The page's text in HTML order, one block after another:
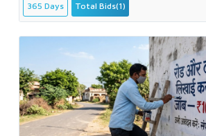
365 Days Total Bids(1)